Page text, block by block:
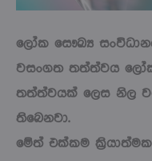
ලෝක සෞඛ්‍ය
වසංගත තත්ත්වය
තත්ත්වයක් ලෙස නිල
තිබෙනවා.
මේත් එක්කම